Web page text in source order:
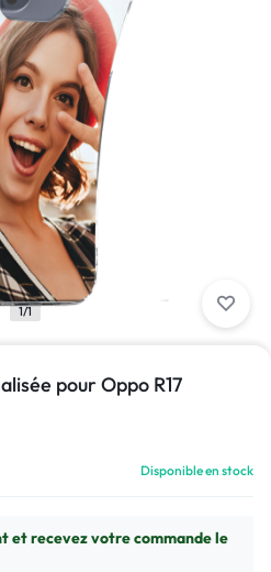
1/1
pour Oppo R17
Disponible en stock
et recevez votre commande le